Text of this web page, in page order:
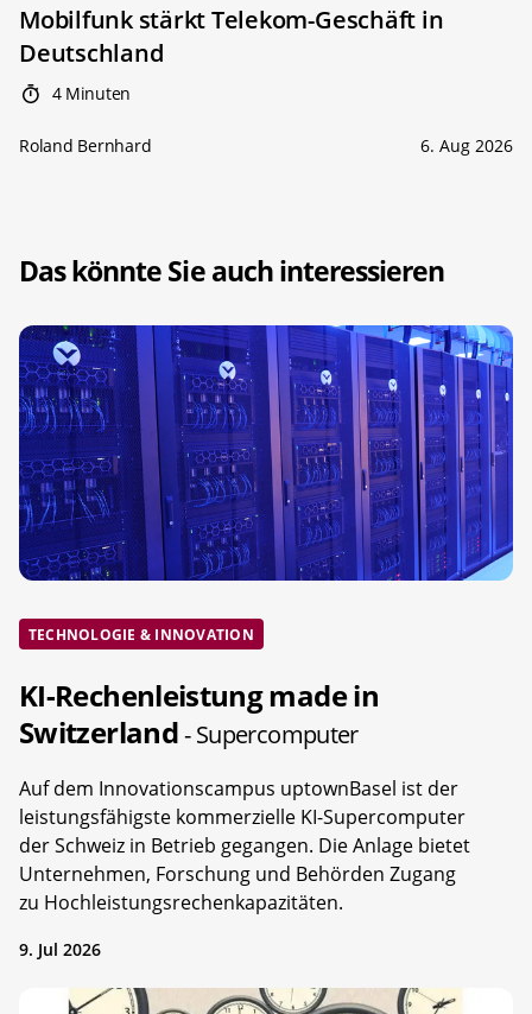
Mobilfunk stärkt Telekom-Geschäft in
Deutschland
4 Minuten
Roland Bernhard 6. Aug 2026
Das könnte Sie auch interessieren
TECHNOLOGIE & INNOVATION
KI-Rechenleistung made in
Switzerland- Supercomputer
Auf dem Innovationscampus uptownBasel ist der
leistungsfähigste kommerzielle KI-Supercomputer
der Schweiz in Betrieb gegangen. Die Anlage bietet
Unternehmen, Forschung und Behörden Zugang
zu Hochleistungsrechenkapazitäten.
9. Jul 2026